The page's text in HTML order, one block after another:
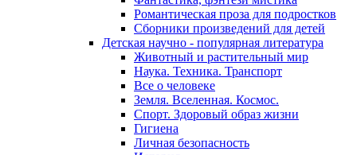
Романтическая проза для подростков
Сборники произведений для детей
Детская научно - популярная литература
Животный и растительный мир
Наука. Техника. Транспорт
Все о человеке
Земля. Вселенная. Космос.
Спорт. Здоровый образ жизни
Гигиена
Личная безопасность